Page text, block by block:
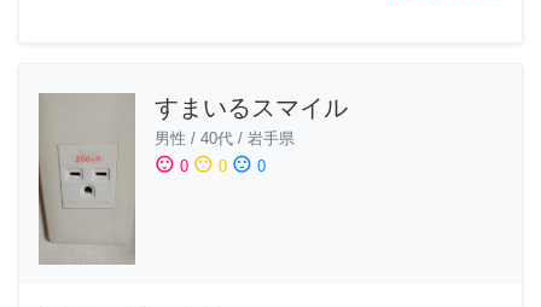
すまいるスマイル
男性 / 40代 / 岩手県
sentiment_satisfied 0 sentiment_neutral 0 sentiment_dissatisfied 0